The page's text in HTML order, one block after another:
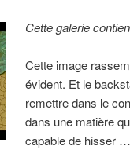
Cette galerie
Cette image
évident. Et le
remettre dans le
dans une matière
capable de hisser